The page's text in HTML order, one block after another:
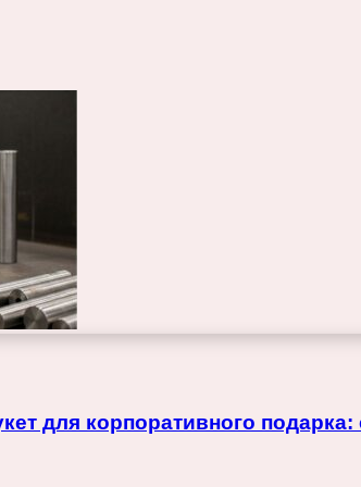
для корпоративного